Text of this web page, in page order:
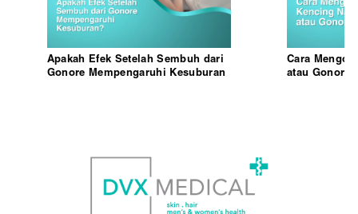
Apakah Efek Setelah Sembuh dari
Gonore Mempengaruhi Kesuburan
Cara
atau Gonore